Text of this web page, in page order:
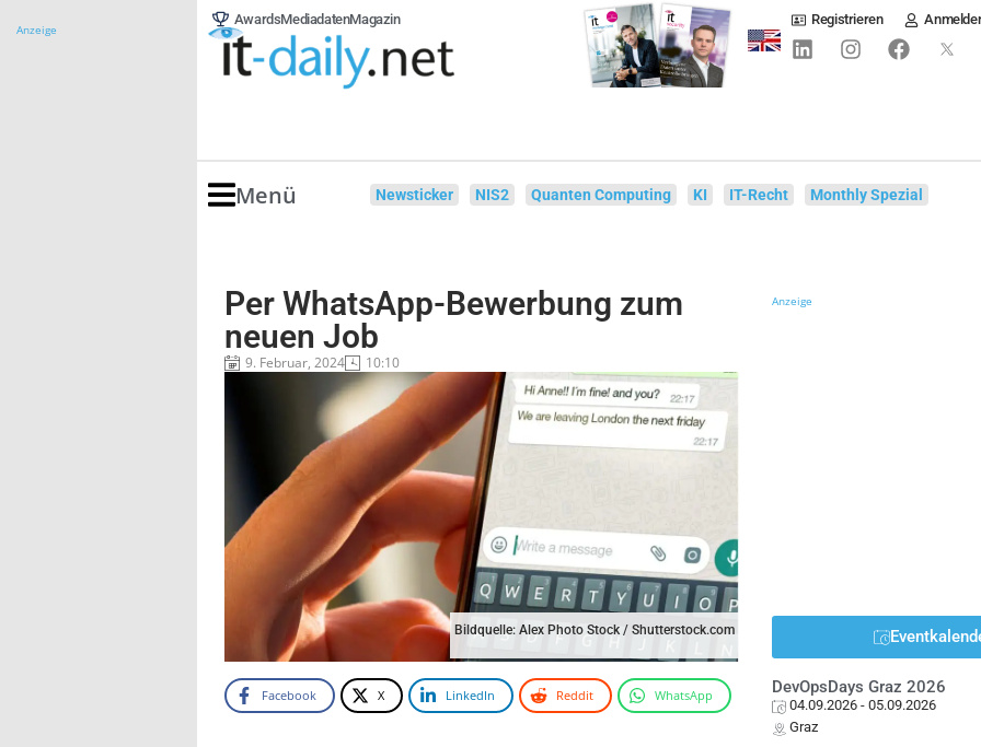
Anzeige
AwardsMediadatenMagazin Registrieren
Menü Newsticker NIS2 Quanten Computing KI IT-Recht Monthly Spezial
Per WhatsApp-Bewerbung zum
neuen Job
9. Februar, 2024 10:10
Bildquelle: Alex Photo Stock / Shutterstock.com
Facebook X LinkedIn Reddit WhatsApp
Anzeige
DevOpsDays Graz 2026
04.09.2026 - 05.09.2026
Graz